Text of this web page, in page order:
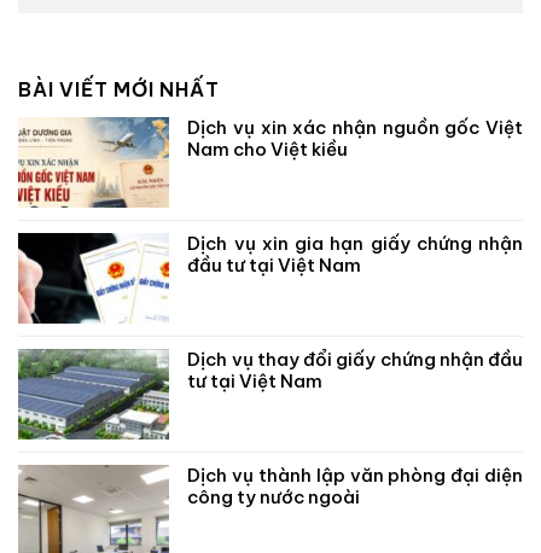
BÀI VIẾT MỚI NHẤT
Dịch vụ xin xác nhận nguồn gốc Việt
Nam cho Việt kiều
Dịch vụ xin gia hạn giấy chứng nhận
đầu tư tại Việt Nam
Dịch vụ thay đổi giấy chứng nhận đầu
tư tại Việt Nam
Dịch vụ thành lập văn phòng đại diện
công ty nước ngoài